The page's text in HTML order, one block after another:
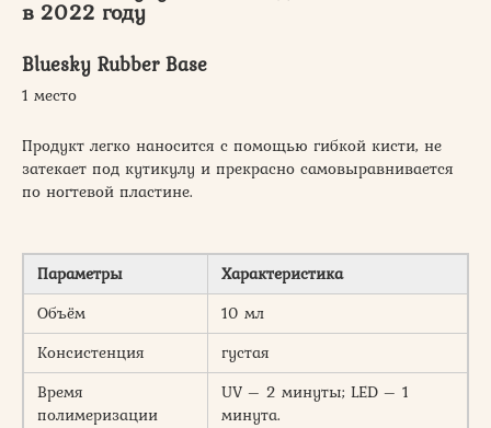
в 2022 году
Bluesky Rubber Base
1 место
Продукт легко наносится с помощью гибкой кисти, не
затекает под кутикулу и прекрасно самовыравнивается
по ногтевой пластине.
Параметры
Характеристика
Объём
10 мл
Консистенция
густая
Время
полимеризации
UV – 2 минуты; LED – 1
минута.